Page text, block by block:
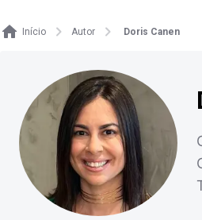
Início Autor Doris Canen